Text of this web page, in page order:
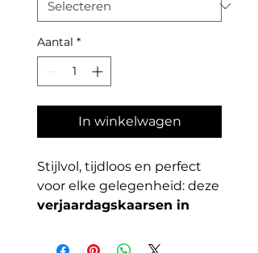
Aantal *
In winkelwagen
Stijlvol, tijdloos en perfect
voor elke gelegenheid: deze
verjaardagskaarsen in
taart helemaal af.